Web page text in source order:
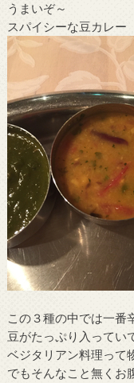
うまいぞ～
スパイシーな豆カレー
この３種の中では一番
豆がたっぷり入ってい
ベジタリアン料理って
でもそんなこと無くお